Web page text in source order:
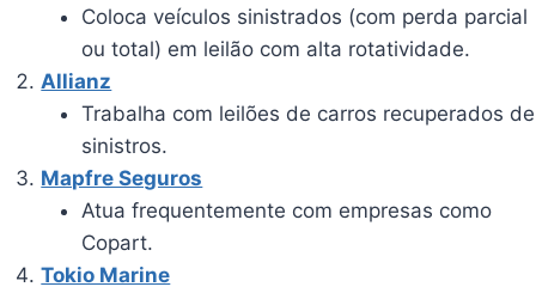
Coloca veículos sinistrados (com perda parcial
ou total) em leilão com alta rotatividade.
Allianz
Trabalha com leilões de carros recuperados de
sinistros.
Mapfre Seguros
Atua frequentemente com empresas como
Copart.
Tokio Marine